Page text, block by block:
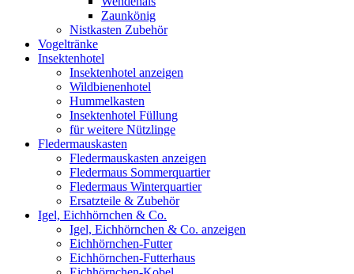
Zaunkönig
Nistkasten Zubehör
Vogeltränke
Insektenhotel
Insektenhotel anzeigen
Wildbienenhotel
Hummelkasten
Insektenhotel Füllung
für weitere Nützlinge
Fledermauskasten
Fledermauskasten anzeigen
Fledermaus Sommerquartier
Fledermaus Winterquartier
Ersatzteile & Zubehör
Igel, Eichhörnchen & Co.
Igel, Eichhörnchen & Co. anzeigen
Eichhörnchen-Futter
Eichhörnchen-Futterhaus